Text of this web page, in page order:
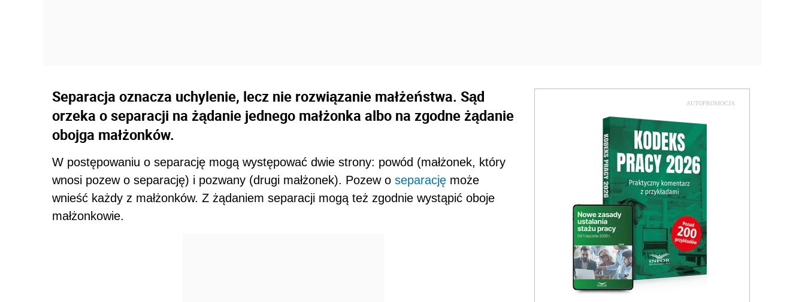
Separacja oznacza uchylenie, lecz nie rozwiązanie małżeństwa. Sąd
orzeka o separacji na żądanie jednego małżonka albo na zgodne żądanie
obojga małżonków.
W postępowaniu o separację mogą występować dwie strony: powód (małżonek, który
wnosi pozew o separację) i pozwany (drugi małżonek). Pozew o separację może
wnieść każdy z małżonków. Z żądaniem separacji mogą też zgodnie wystąpić oboje
małżonkowie.
AUTOPROMOCJA